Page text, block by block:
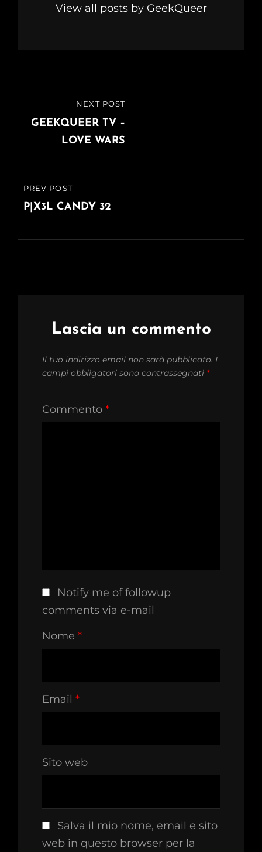
View all posts by GeekQueer
Navigazione
articoli
PREVIOUS
POST
PREV POST
P|X3L CANDY 32
POST
NEXT POST
GEEKQUEER TV –
LOVE WARS
Lascia un commento
Il tuo indirizzo email non sarà pubblicato. I
campi obbligatori sono contrassegnati *
Commento *
Notify me of followup
comments via e-mail
Nome *
Email *
Sito web
Salva il mio nome, email e sito
web in questo browser per la